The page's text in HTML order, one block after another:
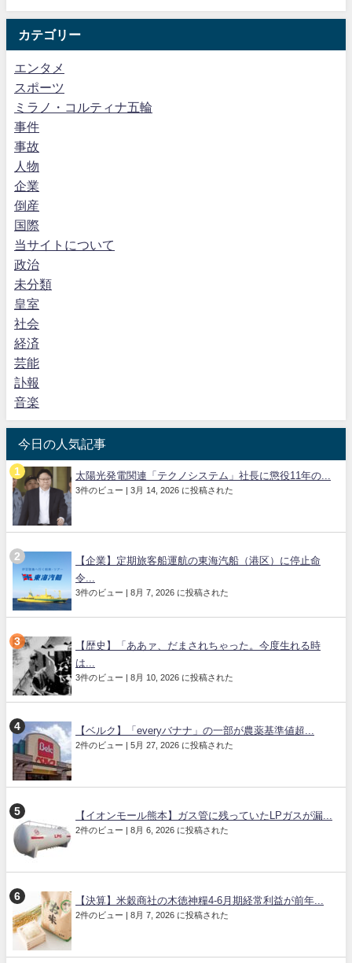
カテゴリー
エンタメ
スポーツ
ミラノ・コルティナ五輪
事件
事故
人物
企業
倒産
国際
当サイトについて
政治
未分類
皇室
社会
経済
芸能
訃報
音楽
今日の人気記事
太陽光発電関連「テクノシステム」社長に懲役11年の...
3件のビュー | 3月 14, 2026 に投稿された
【企業】定期旅客船運航の東海汽船（港区）に停止命
令...
3件のビュー | 8月 7, 2026 に投稿された
【歴史】「ああァ、だまされちゃった。今度生れる時
は...
3件のビュー | 8月 10, 2026 に投稿された
【ベルク】「everyバナナ」の一部が農薬基準値超...
2件のビュー | 5月 27, 2026 に投稿された
【イオンモール熊本】ガス管に残っていたLPガスが漏...
2件のビュー | 8月 6, 2026 に投稿された
【決算】米穀商社の木徳神糧4-6月期経常利益が前年...
2件のビュー | 8月 7, 2026 に投稿された